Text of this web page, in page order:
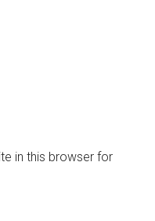
in this browser for